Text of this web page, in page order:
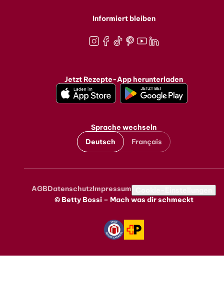
Informiert bleiben
Jetzt Rezepte-App herunterladen
Sprache wechseln
Deutsch
Français
Metanavigation
AGBDatenschutzImpressum
© Betty Bossi – Mach was dir schmeckt